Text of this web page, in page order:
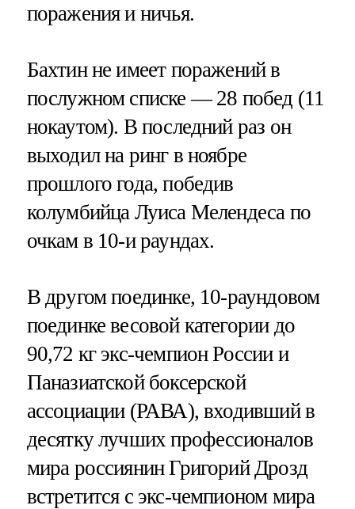
поражения и ничья.
Бахтин не имеет поражений в
послужном списке — 28 побед (11
нокаутом). В последний раз он
выходил на ринг в ноябре
прошлого года, победив
колумбийца Луиса Мелендеса по
очкам в 10-и раундах.
В другом поединке, 10-раундовом
поединке весовой категории до
90,72 кг экс-чемпион России и
Паназиатской боксерской
ассоциации (РАВА), входивший в
десятку лучших профессионалов
мира россиянин Григорий Дрозд
встретится с экс-чемпионом мира